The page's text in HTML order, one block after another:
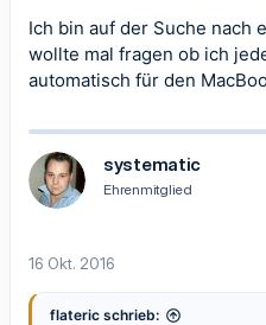
Ich bin auf der Suche nach
wollte mal fragen ob ich
automatisch für den
systematic
Ehrenmitglied
16 Okt. 2016
flateric schrieb: